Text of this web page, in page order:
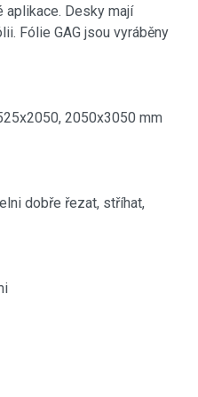
aplikace. Desky mají
Fólie GAG jsou vyráběny
2050x3050 mm
dobře řezat, stříhat,